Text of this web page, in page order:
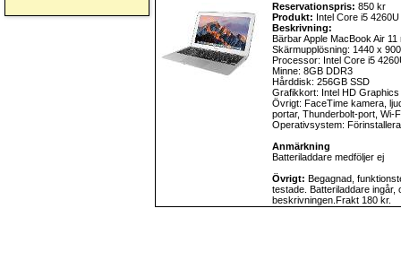
Reservationspris: 850 kr
Produkt: Intel Core i5
Beskrivning:
Bärbar Apple MacBook Air
Skärmupplösning: 1440 x 900
Processor: Intel Core i5
Minne: 8GB DDR3
Hårddisk: 256GB SSD
Grafikkort: Intel HD Graphics
Övrigt: FaceTime kamera,
portar, Thunderbolt-port, Wi-
Operativsystem:
Anmärkning
Batteriladdare medföljer ej
Övrigt: Begagnad,
testade. Batteriladdare ingår,
beskrivningen.Frakt 180 kr.